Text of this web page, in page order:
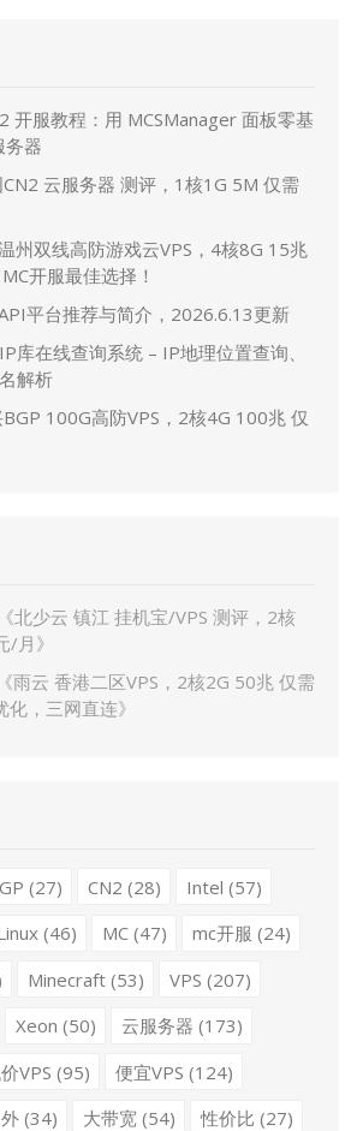
开服教程：用 MCSManager 面板零基
务器
云服务器 测评，1核1G 5M 仅需
州双线高防游戏云VPS，4核8G 15兆
开服最佳选择！
平台推荐与简介，2026.6.13更新
库在线查询系统 – IP地理位置查询、
解析
100G高防VPS，2核4G 100兆 仅
北少云 镇江 挂机宝/VPS 测评，2核
/月 》
雨云 香港二区VPS，2核2G 50兆 仅需
化，三网直连》
(27) CN2 (28) Intel (57)
(46) MC(47) mc开服 (24)
Minecraft(53) VPS (207)
Xeon (50) 云服务器 (173)
VPS (95) 便宜VPS (124)
(34) 大带宽(54) 性价比 (27)